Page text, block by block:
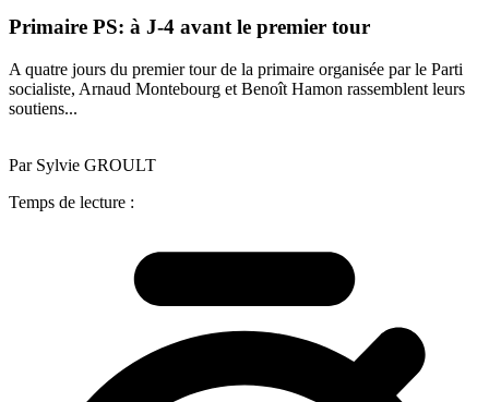
Primaire PS: à J-4 avant le premier tour
A quatre jours du premier tour de la primaire organisée par le Parti
socialiste, Arnaud Montebourg et Benoît Hamon rassemblent leurs
soutiens...
Par Sylvie GROULT
Temps de lecture :